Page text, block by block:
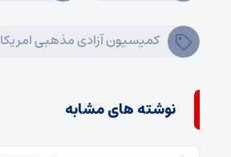
کمیسیون آزادی مذهبی امریکا
نوشته های مشابه